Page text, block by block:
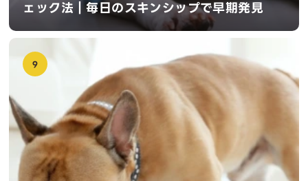
ェック法｜毎日のスキンシップで早期発見
9